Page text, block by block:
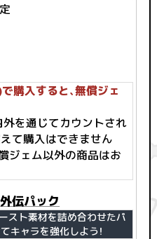
購入すると、無償ジェ
を通じてカウントされ
て購入はできません
ジェム以外の商品はお
伝パック
スト素材を詰め合わせたパ
キャラを強化しよう！